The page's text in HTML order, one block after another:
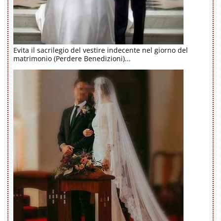
Evita il sacrilegio del vestire indecente nel giorno del
matrimonio (Perdere Benedizioni)...